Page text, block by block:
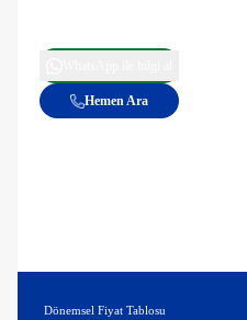
Hemen Ara
Dönemsel Fiyat Tablosu